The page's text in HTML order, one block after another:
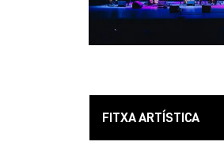
FITXA ARTÍSTICA